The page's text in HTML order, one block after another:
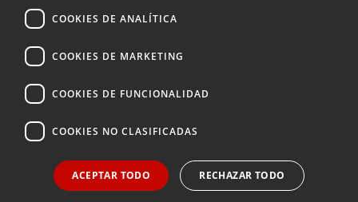
info@investinnavarra.com
Pamplona, Navarra.
© 2026 Invest In Navarra. Todos los derechos reservados.
COOKIES DE ANALÍTICA
COOKIES DE MARKETING
COOKIES DE FUNCIONALIDAD
COOKIES NO CLASIFICADAS
ACEPTAR TODO RECHAZAR TODO